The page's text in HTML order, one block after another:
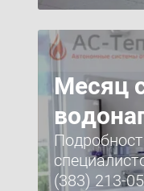
Месяц
(383) 213-